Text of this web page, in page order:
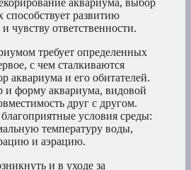
аквариума, выбор
способствует развитию
чувству ответственности.
требует определенных
с чем сталкиваются
аквариума и его обитателей.
и форму аквариума, видовой
друг с другом.
условия среды:
температуру воды,
и аэрацию.
и в уходе за